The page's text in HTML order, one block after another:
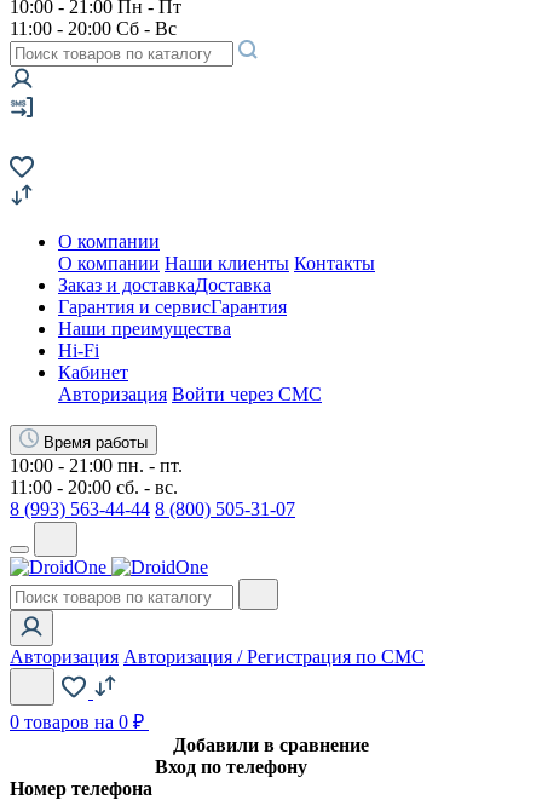
10:00 - 21:00 Пн - Пт
11:00 - 20:00 Сб - Вс
О компании
О компании Наши клиенты Контакты
Заказ и доставкаДоставка
Гарантия и сервисГарантия
Наши преимущества
Hi-Fi
Кабинет
Авторизация Войти через СМС
Время работы
10:00 - 21:00 пн. - пт.
11:00 - 20:00 сб. - вс.
8 (993) 563-44-44 8 (800) 505-31-07
Авторизация Авторизация / Регистрация по СМС
0 товаров на 0 ₽
Добавили в сравнение
Вход по телефону
Номер телефона